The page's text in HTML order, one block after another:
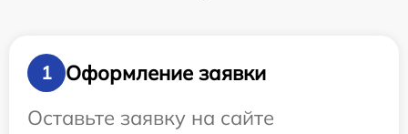
1
Оформление заявки
Оставьте заявку на сайте